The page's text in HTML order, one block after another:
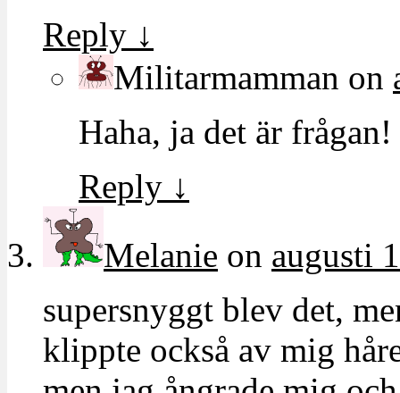
Reply ↓
Militarmamman on
Haha, ja det är frågan!
Reply ↓
Melanie on augusti
supersnyggt blev det,
klippte också av mig